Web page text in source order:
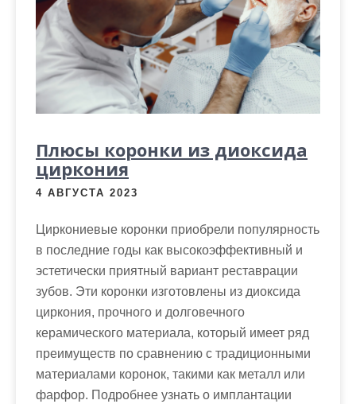
Плюсы коронки из диоксида
циркония
4 АВГУСТА 2023
Циркониевые коронки приобрели популярность
в последние годы как высокоэффективный и
эстетически приятный вариант реставрации
зубов. Эти коронки изготовлены из диоксида
циркония, прочного и долговечного
керамического материала, который имеет ряд
преимуществ по сравнению с традиционными
материалами коронок, такими как металл или
фарфор. Подробнее узнать о имплантации